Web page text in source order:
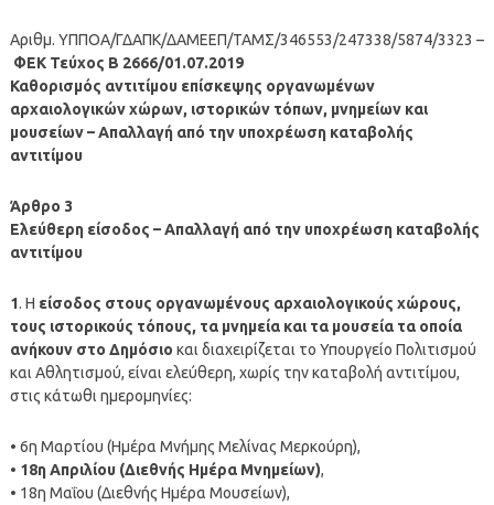
Αριθμ. ΥΠΠΟΑ/ΓΔΑΠΚ/ΔΑΜΕΕΠ/ΤΑΜΣ/346553/247338/5874/3323 –
ΦΕΚ Τεύχος B 2666/01.07.2019
Καθορισμός αντιτίμου επίσκεψης οργανωμένων
αρχαιολογικών χώρων, ιστορικών τόπων, μνημείων και
μουσείων – Απαλλαγή από την υποχρέωση καταβολής
αντιτίμου
Άρθρο 3
Ελεύθερη είσοδος – Απαλλαγή από την υποχρέωση καταβολής
αντιτίμου
1. Η είσοδος στους οργανωμένους αρχαιολογικούς χώρους,
τους ιστορικούς τόπους, τα μνημεία και τα μουσεία τα οποία
ανήκουν στο Δημόσιο και διαχειρίζεται το Υπουργείο Πολιτισμού
και Αθλητισμού, είναι ελεύθερη, χωρίς την καταβολή αντιτίμου,
στις κάτωθι ημερομηνίες:
• 6η Μαρτίου (Ημέρα Μνήμης Μελίνας Μερκούρη),
• 18η Απριλίου (Διεθνής Ημέρα Μνημείων),
• 18η Μαΐου (Διεθνής Ημέρα Μουσείων),